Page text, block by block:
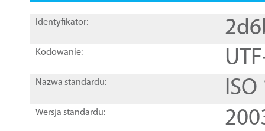
Identyfikator:
Kodowanie:
Nazwa standardu:
Wersja standardu: